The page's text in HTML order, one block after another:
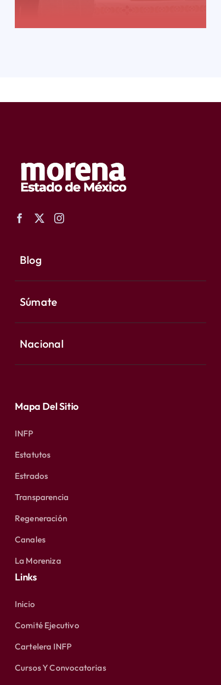
Blog
Súmate
Nacional
Mapa Del Sitio
INFP
Estatutos
Estrados
Transparencia
Regeneración
Canales
La Moreniza
Links
Inicio
Comité Ejecutivo
Cartelera INFP
Cursos Y Convocatorias